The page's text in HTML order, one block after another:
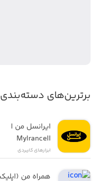
برترین‌های دسته‌بندی
MyIrancell
ابزار‌های کاربردی